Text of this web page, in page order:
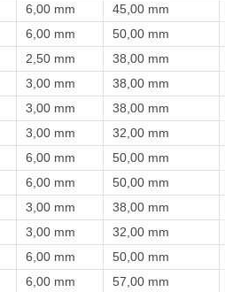
6,00 mm 45,00 mm
6,00 mm 50,00 mm
2,50 mm 38,00 mm
3,00 mm 38,00 mm
3,00 mm 38,00 mm
3,00 mm 32,00 mm
6,00 mm 50,00 mm
6,00 mm 50,00 mm
3,00 mm 38,00 mm
3,00 mm 32,00 mm
6,00 mm 50,00 mm
6,00 mm 57,00 mm